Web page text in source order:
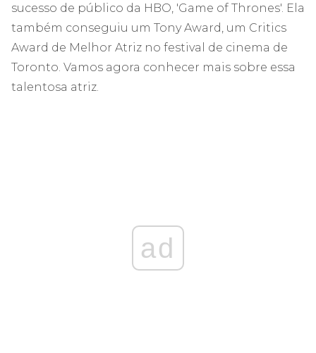
sucesso de público da HBO, 'Game of Thrones'. Ela
também conseguiu um Tony Award, um Critics
Award de Melhor Atriz no festival de cinema de
Toronto. Vamos agora conhecer mais sobre essa
talentosa atriz.
ad